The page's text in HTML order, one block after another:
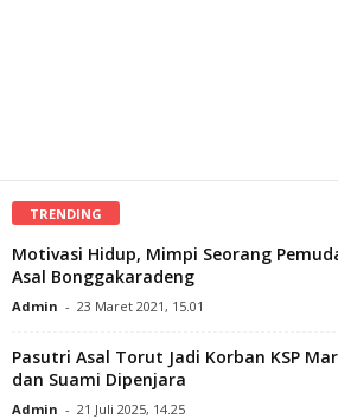
TRENDING
Motivasi Hidup, Mimpi Seorang
Asal Bonggakaradeng
Admin - 23 Maret 2021, 15.01
Pasutri Asal Torut Jadi Korban KSP
dan Suami Dipenjara
Admin - 21 Juli 2025, 14.25